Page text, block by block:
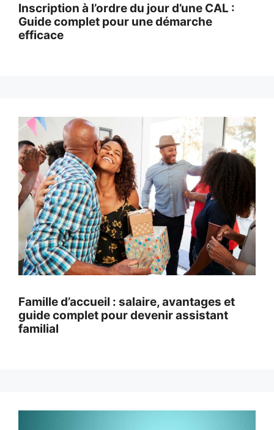
Inscription à l’ordre du jour d’une CAL :
Guide complet pour une démarche
efficace
Famille d’accueil : salaire, avantages et
guide complet pour devenir assistant
familial